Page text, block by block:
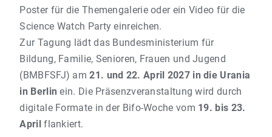
Poster für die Themengalerie oder ein Video für die
Science Watch Party einreichen.
Zur Tagung lädt das Bundesministerium für
Bildung, Familie, Senioren, Frauen und Jugend
(BMBFSFJ) am21. und 22. April 2027 in die Urania
in Berlin ein. Die Präsenzveranstaltung wird durch
digitale Formate in der Bifo-Woche vom 19. bis 23.
Aprilflankiert.